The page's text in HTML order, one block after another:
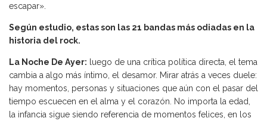
escapar».
Según estudio, estas son las 21 bandas más odiadas en la
historia del rock.
La Noche De Ayer: luego de una crítica política directa, el tema
cambia a algo más íntimo, el desamor. Mirar atrás a veces duele:
hay momentos, personas y situaciones que aún con el pasar del
tiempo escuecen en el alma y el corazón. No importa la edad,
la infancia sigue siendo referencia de momentos felices, en los